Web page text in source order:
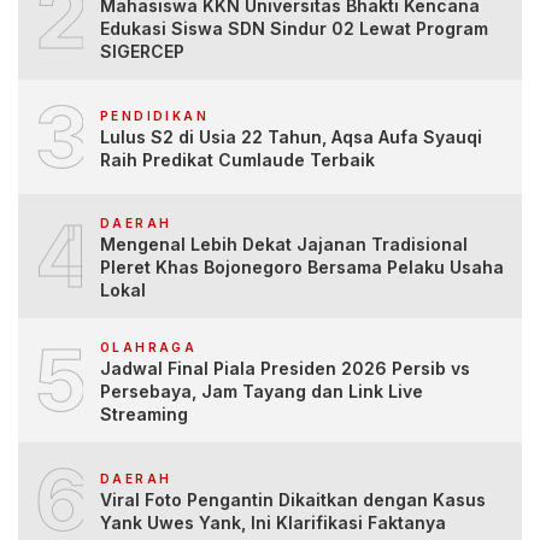
Mahasiswa KKN Universitas Bhakti Kencana
Edukasi Siswa SDN Sindur 02 Lewat Program
SIGERCEP
3 PENDIDIKAN
Lulus S2 di Usia 22 Tahun, Aqsa Aufa Syauqi
Raih Predikat Cumlaude Terbaik
4 DAERAH
Mengenal Lebih Dekat Jajanan Tradisional
Pleret Khas Bojonegoro Bersama Pelaku Usaha
Lokal
5 OLAHRAGA
Jadwal Final Piala Presiden 2026 Persib vs
Persebaya, Jam Tayang dan Link Live
Streaming
6 DAERAH
Viral Foto Pengantin Dikaitkan dengan Kasus
Yank Uwes Yank, Ini Klarifikasi Faktanya